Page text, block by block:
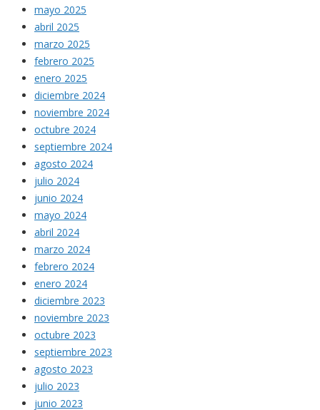
mayo 2025
abril 2025
marzo 2025
febrero 2025
enero 2025
diciembre 2024
noviembre 2024
octubre 2024
septiembre 2024
agosto 2024
julio 2024
junio 2024
mayo 2024
abril 2024
marzo 2024
febrero 2024
enero 2024
diciembre 2023
noviembre 2023
octubre 2023
septiembre 2023
agosto 2023
julio 2023
junio 2023